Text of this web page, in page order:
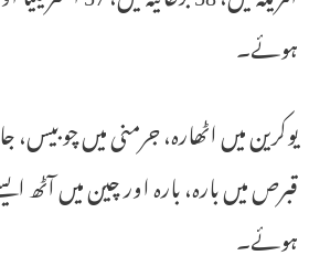
ہوئے۔
یوکرین میں اٹھارہ، جرمنی میں چوبیس،
قبرص میں بارہ، بارہ اور چین میں
ہوئے۔